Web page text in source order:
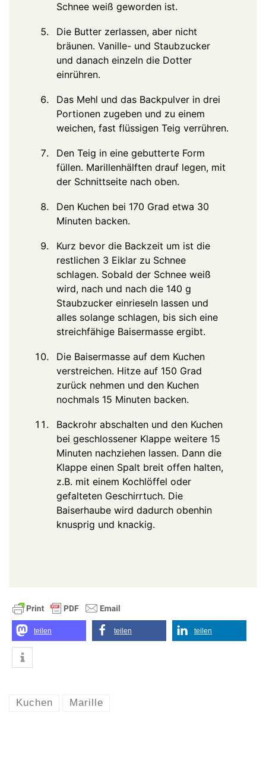
Schnee weiß geworden ist.
Die Butter zerlassen, aber nicht
bräunen. Vanille- und Staubzucker
und danach einzeln die Dotter
einrühren.
Das Mehl und das Backpulver in drei
Portionen zugeben und zu einem
weichen, fast flüssigen Teig verrühren.
Den Teig in eine gebutterte Form
füllen. Marillenhälften drauf legen, mit
der Schnittseite nach oben.
Den Kuchen bei 170 Grad etwa 30
Minuten backen.
Kurz bevor die Backzeit um ist die
restlichen 3 Eiklar zu Schnee
schlagen. Sobald der Schnee weiß
wird, nach und nach die 140 g
Staubzucker einrieseln lassen und
alles solange schlagen, bis sich eine
streichfähige Baisermasse ergibt.
Die Baisermasse auf dem Kuchen
verstreichen. Hitze auf 150 Grad
zurück nehmen und den Kuchen
nochmals 15 Minuten backen.
Backrohr abschalten und den Kuchen
bei geschlossener Klappe weitere 15
Minuten nachziehen lassen. Dann die
Klappe einen Spalt breit offen halten,
z.B. mit einem Kochlöffel oder
gefalteten Geschirrtuch. Die
Baiserhaube wird dadurch obenhin
knusprig und knackig.
teilen teilen teilen
Kuchen Marille